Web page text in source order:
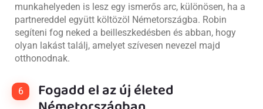
munkahelyeden is lesz egy ismerős arc, különösen, ha a
partnereddel együtt költözöl Németországba. Robin
segíteni fog neked a beilleszkedésben és abban, hogy
olyan lakást találj, amelyet szívesen nevezel majd
otthonodnak.
6 Fogadd el az új életed